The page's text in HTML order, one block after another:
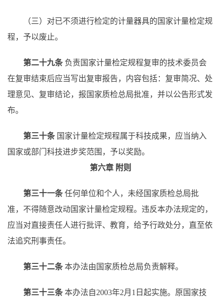
（三）对已不须进行检定的计量器具的国家计量检定规
程，予以废止。
第二十九条 负责国家计量检定规程复审的技术委员会
在复审结束后应当写出复审报告，内容包括：复审简况、处
理意见、复审结论，报国家质检总局批准，并以公告形式发
布。
第三十条 国家计量检定规程属于科技成果，应当纳入
国家或部门科技进步奖范围，予以奖励。
第六章 附则
第三十一条 任何单位和个人，未经国家质检总局批
准，不得随意改动国家计量检定规程。违反本办法规定的，
应当对直接责任人进行批评、教育，给予行政处分，直至依
法追究刑事责任。
第三十二条 本办法由国家质检总局负责解释。
第三十三条 本办法自2003年2月1日起实施。原国家技